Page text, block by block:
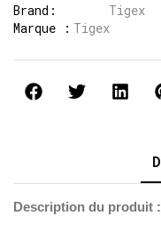
Brand:
Tigex
Marque : Tigex
Description du produit :